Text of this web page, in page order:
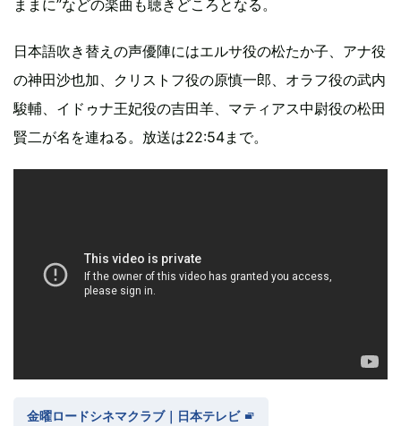
ままに”などの楽曲も聴きどころとなる。
日本語吹き替えの声優陣にはエルサ役の松たか子、アナ役
の神田沙也加、クリストフ役の原慎一郎、オラフ役の武内
駿輔、イドゥナ王妃役の吉田羊、マティアス中尉役の松田
賢二が名を連ねる。放送は22:54まで。
金曜ロードシネマクラブ｜日本テレビ